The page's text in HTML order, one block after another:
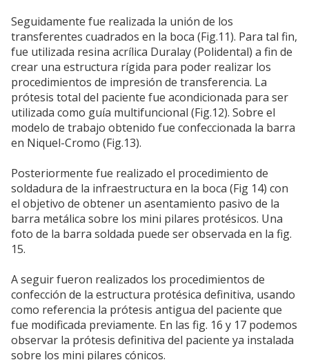
Seguidamente fue realizada la unión de los
transferentes cuadrados en la boca (Fig.11). Para tal fin,
fue utilizada resina acrílica Duralay (Polidental) a fin de
crear una estructura rígida para poder realizar los
procedimientos de impresión de transferencia. La
prótesis total del paciente fue acondicionada para ser
utilizada como guía multifuncional (Fig.12). Sobre el
modelo de trabajo obtenido fue confeccionada la barra
en Niquel-Cromo (Fig.13).
Posteriormente fue realizado el procedimiento de
soldadura de la infraestructura en la boca (Fig 14) con
el objetivo de obtener un asentamiento pasivo de la
barra metálica sobre los mini pilares protésicos. Una
foto de la barra soldada puede ser observada en la fig.
15.
A seguir fueron realizados los procedimientos de
confección de la estructura protésica definitiva, usando
como referencia la prótesis antigua del paciente que
fue modificada previamente. En las fig. 16 y 17 podemos
observar la prótesis definitiva del paciente ya instalada
sobre los mini pilares cónicos.